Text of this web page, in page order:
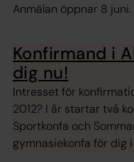
Anmälan öppnar 8 juni.
Konfirmand i
dig nu!
Intresset för
2012? I år startar två
Sportkonfa och
gymnasiekonfa för dig